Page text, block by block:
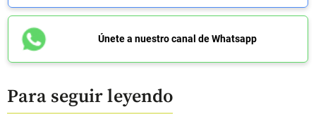
Únete a nuestro canal de Whatsapp
Para seguir leyendo